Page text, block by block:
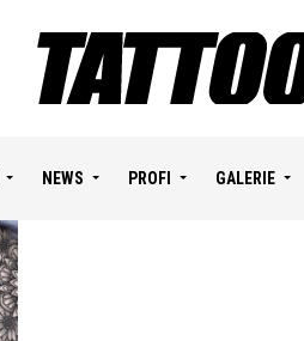
NEWS PROFI GALERIE